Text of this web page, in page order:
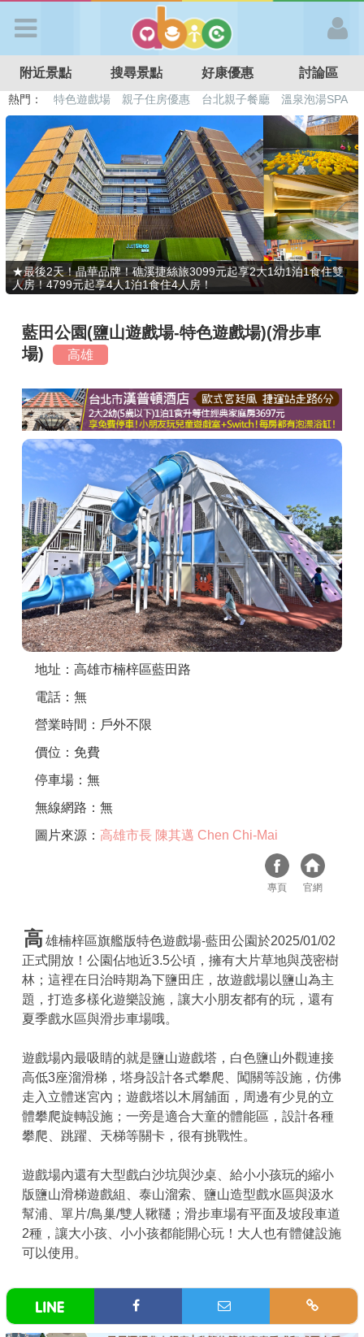
APP登入
首 頁
搜尋景點
好康優惠
最新消息
最新留言
商家合作
推薦景點
討論區
聯絡我們
APP下載
附近景點 搜尋景點 好康優惠 討論區
熱門： 溜滑梯民宿 觀光工廠 DIY摘果
日本親子景點
特色遊戲場
親子住房優惠 台北親子餐廳 溫泉泡湯SPA
★最後2天！晶華品牌！礁溪捷絲旅3099元起享2大1幼1泊1食住雙
人房！4799元起享4人1泊1食住4人房！
藍田公園(鹽山遊戲場-特色遊戲場)(滑步車
場)
高雄
地址：高雄市楠梓區藍田路
電話：無
營業時間：戶外不限
價位：免費
停車場：無
無線網路：無
圖片來源： 高雄市長 陳其邁 Chen Chi-Mai
專頁 官網
高雄楠梓區旗艦版特色遊戲場-藍田公園於2025/01/02
正式開放！公園佔地近3.5公頃，擁有大片草地與茂密樹
林；這裡在日治時期為下鹽田庄，故遊戲場以鹽山為主
題，打造多樣化遊樂設施，讓大小朋友都有的玩，還有
夏季戲水區與滑步車場哦。
遊戲場內最吸睛的就是鹽山遊戲塔，白色鹽山外觀連接
高低3座溜滑梯，塔身設計各式攀爬、闖關等設施，仿佛
走入立體迷宮內；遊戲塔以木屑舖面，周邊有少見的立
體攀爬旋轉設施；一旁是適合大童的體能區，設計各種
攀爬、跳躍、天梯等關卡，很有挑戰性。
遊戲場內還有大型戲白沙坑與沙桌、給小小孩玩的縮小
版鹽山滑梯遊戲組、泰山溜索、鹽山造型戲水區與汲水
幫浦、單片/鳥巢/雙人鞦韆；滑步車場有平面及坡段車道
2種，讓大小孩、小小孩都能開心玩！大人也有體健設施
可以使用。